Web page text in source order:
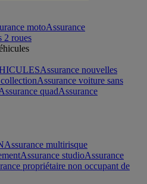
motoAssurance
2 roues
Assurance nouvelles
Assurance voiture sans
quadAssurance
Assurance multirisque
Assurance studioAssurance
propriétaire non occupant de